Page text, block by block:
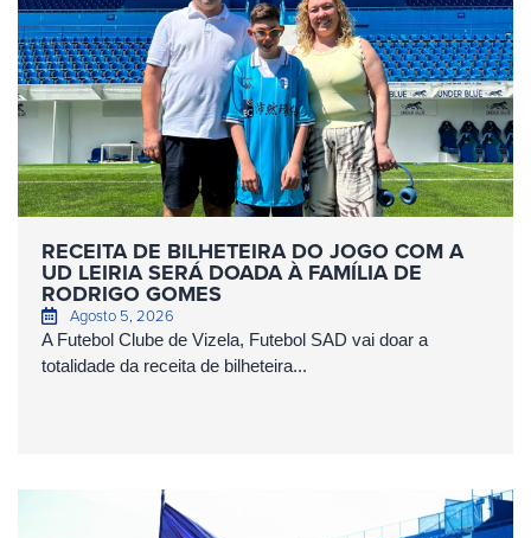
RECEITA DE BILHETEIRA DO JOGO COM A
UD LEIRIA SERÁ DOADA À FAMÍLIA DE
RODRIGO GOMES
Agosto 5, 2026
A Futebol Clube de Vizela, Futebol SAD vai doar a
totalidade da receita de bilheteira...